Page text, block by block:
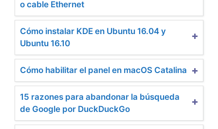
o cable Ethernet
Cómo instalar KDE en Ubuntu 16.04 y
Ubuntu 16.10
Cómo habilitar el panel en macOS Catalina
15 razones para abandonar la búsqueda
de Google por DuckDuckGo